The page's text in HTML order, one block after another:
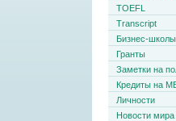
TOEFL
Transcript
Бизнес-школы
Гранты
Заметки на
Кредиты на
Личности
Новости мира